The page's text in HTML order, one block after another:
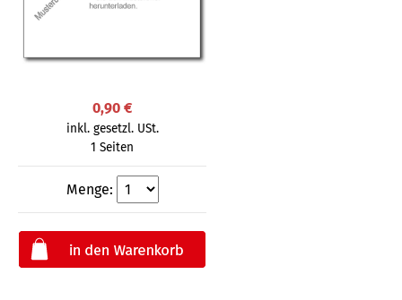
0,90 €
inkl. gesetzl. USt.
1 Seiten
Menge: